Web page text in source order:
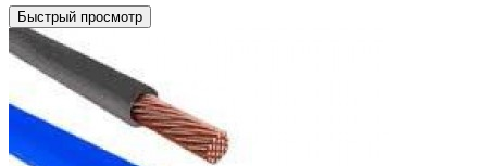
Быстрый просмотр